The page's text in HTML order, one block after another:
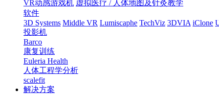
VR动感游戏机 虚拟医疗 / 人体地图及针灸教学
软件
3D Systems Middle VR Lumiscaphe TechViz 3DVIA iClone
投影机
Barco
康复训练
Euleria Health
人体工程学分析
scalefit
解决方案